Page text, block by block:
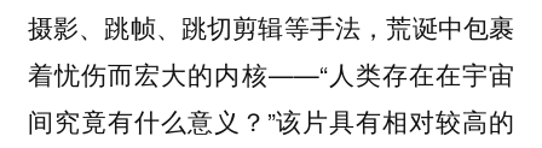
摄影、跳帧、跳切剪辑等手法，荒诞中包裹
着忧伤而宏大的内核——“人类存在在宇宙
间究竟有什么意义？”该片具有相对较高的